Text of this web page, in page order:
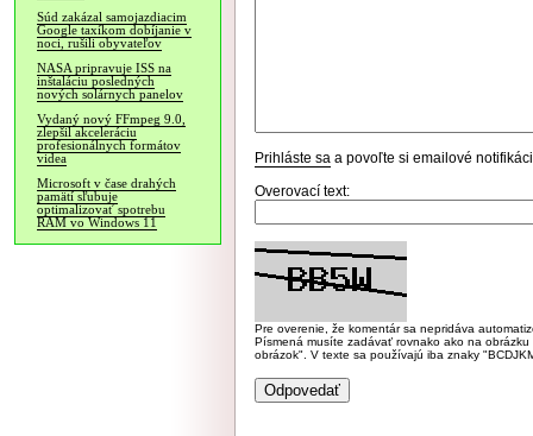
Súd zakázal samojazdiacim
Google taxíkom dobíjanie v
noci, rušili obyvateľov
NASA pripravuje ISS na
inštaláciu posledných
nových solárnych panelov
Vydaný nový FFmpeg 9.0,
zlepšil akceleráciu
profesionálnych formátov
videa
Microsoft v čase drahých
pamätí sľubuje
optimalizovať spotrebu
RAM vo Windows 11
Prihláste sa a povoľte si emailové
Overovací text:
Pre overenie, že komentár sa nepridáva
Písmená musíte zadávať rovnako ako na
obrázok". V texte sa používajú iba znaky